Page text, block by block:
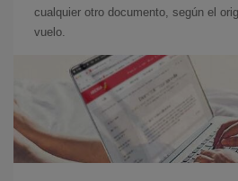
cualquier otro documento, según el
vuelo.